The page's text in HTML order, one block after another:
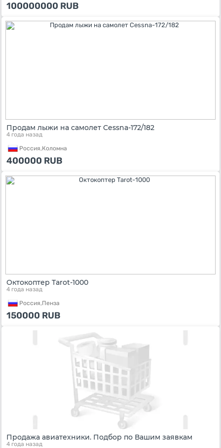
100000000 RUB
Продам лыжи на самолет Cessna-172/182
4 года назад
Россия,Коломна
400000 RUB
Октокоптер Tarot-1000
4 года назад
Россия,Пенза
150000 RUB
Продажа авиатехники. Подбор по Вашим заявкам
4 года назад